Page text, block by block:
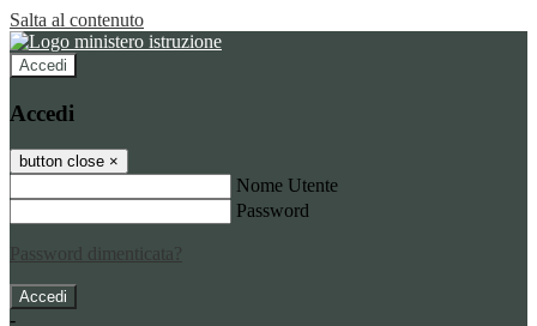
Salta al contenuto
Accedi
Accedi
button close ×
Nome Utente
Password
Password dimenticata?
-